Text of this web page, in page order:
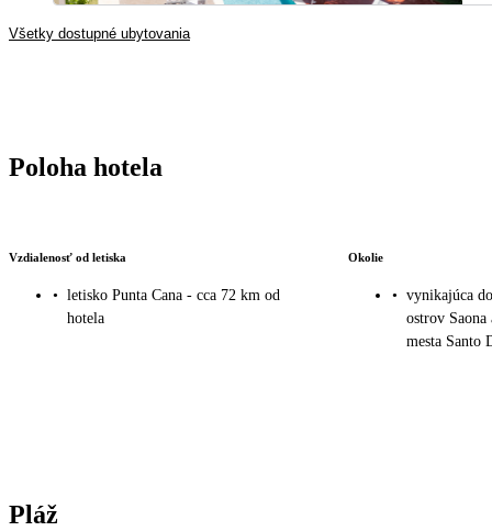
Všetky dostupné ubytovania
Poloha hotela
Vzdialenosť od letiska
• letisko Punta Cana - cca 72 km od
hotela
Okolie
• vynikajúca
ostrov
mesta Santo
Pláž